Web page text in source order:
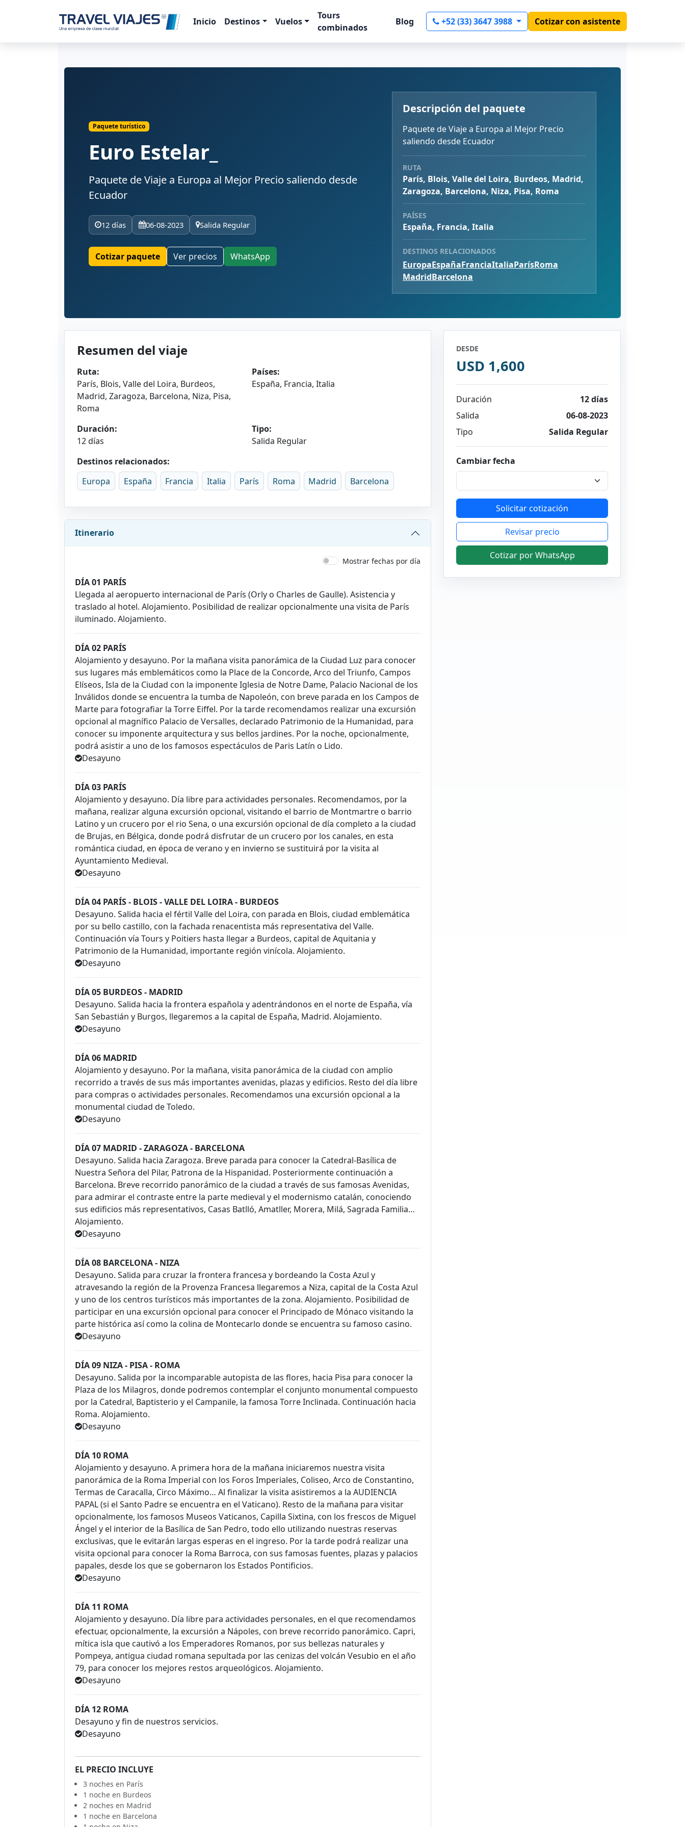
Inicio Destinos Vuelos
Tours
combinados
Blog +52 (33) 3647 3988 Cotizar con asistente
Paquete turístico
Euro Estelar_
Paquete de Viaje a Europa al Mejor Precio saliendo desde
Ecuador
12 días 06-08-2023 Salida Regular
Cotizar paquete Ver precios WhatsApp
Descripción del paquete
Paquete de Viaje a Europa al Mejor Precio
saliendo desde Ecuador
RUTA
París, Blois, Valle del Loira, Burdeos, Madrid,
Zaragoza, Barcelona, Niza, Pisa, Roma
PAÍSES
España, Francia, Italia
DESTINOS RELACIONADOS
EuropaEspañaFranciaItaliaParísRoma
MadridBarcelona
Resumen del viaje
Ruta:
París, Blois, Valle del Loira, Burdeos,
Madrid, Zaragoza, Barcelona, Niza, Pisa,
Roma
Países:
España, Francia, Italia
Duración:
12 días
Tipo:
Salida Regular
Destinos relacionados:
Europa
España Francia Italia París Roma Madrid Barcelona
Itinerario
Mostrar fechas por día
DÍA 01 PARÍS
Llegada al aeropuerto internacional de París (Orly o Charles de Gaulle). Asistencia y
traslado al hotel. Alojamiento. Posibilidad de realizar opcionalmente una visita de París
iluminado. Alojamiento.
DÍA 02 PARÍS
Alojamiento y desayuno. Por la mañana visita panorámica de la Ciudad Luz para conocer
sus lugares más emblemáticos como la Place de la Concorde, Arco del Triunfo, Campos
Elíseos, Isla de la Ciudad con la imponente Iglesia de Notre Dame, Palacio Nacional de los
Inválidos donde se encuentra la tumba de Napoleón, con breve parada en los Campos de
Marte para fotografiar la Torre Eiffel. Por la tarde recomendamos realizar una excursión
opcional al magnífico Palacio de Versalles, declarado Patrimonio de la Humanidad, para
conocer su imponente arquitectura y sus bellos jardines. Por la noche, opcionalmente,
podrá asistir a uno de los famosos espectáculos de Paris Latín o Lido.
Desayuno
DÍA 03 PARÍS
Alojamiento y desayuno. Día libre para actividades personales. Recomendamos, por la
mañana, realizar alguna excursión opcional, visitando el barrio de Montmartre o barrio
Latino y un crucero por el rio Sena, o una excursión opcional de día completo a la ciudad
de Brujas, en Bélgica, donde podrá disfrutar de un crucero por los canales, en esta
romántica ciudad, en época de verano y en invierno se sustituirá por la visita al
Ayuntamiento Medieval.
Desayuno
DÍA 04 PARÍS - BLOIS - VALLE DEL LOIRA - BURDEOS
Desayuno. Salida hacia el fértil Valle del Loira, con parada en Blois, ciudad emblemática
por su bello castillo, con la fachada renacentista más representativa del Valle.
Continuación vía Tours y Poitiers hasta llegar a Burdeos, capital de Aquitania y
Patrimonio de la Humanidad, importante región vinícola. Alojamiento.
Desayuno
DÍA 05 BURDEOS - MADRID
Desayuno. Salida hacia la frontera española y adentrándonos en el norte de España, vía
San Sebastián y Burgos, llegaremos a la capital de España, Madrid. Alojamiento.
Desayuno
DÍA 06 MADRID
Alojamiento y desayuno. Por la mañana, visita panorámica de la ciudad con amplio
recorrido a través de sus más importantes avenidas, plazas y edificios. Resto del día libre
para compras o actividades personales. Recomendamos una excursión opcional a la
monumental ciudad de Toledo.
Desayuno
DÍA 07 MADRID - ZARAGOZA - BARCELONA
Desayuno. Salida hacia Zaragoza. Breve parada para conocer la Catedral-Basílica de
Nuestra Señora del Pilar, Patrona de la Hispanidad. Posteriormente continuación a
Barcelona. Breve recorrido panorámico de la ciudad a través de sus famosas Avenidas,
para admirar el contraste entre la parte medieval y el modernismo catalán, conociendo
sus edificios más representativos, Casas Batlló, Amatller, Morera, Milá, Sagrada Familia…
Alojamiento.
Desayuno
DÍA 08 BARCELONA - NIZA
Desayuno. Salida para cruzar la frontera francesa y bordeando la Costa Azul y
atravesando la región de la Provenza Francesa llegaremos a Niza, capital de la Costa Azul
y uno de los centros turísticos más importantes de la zona. Alojamiento. Posibilidad de
participar en una excursión opcional para conocer el Principado de Mónaco visitando la
parte histórica así como la colina de Montecarlo donde se encuentra su famoso casino.
Desayuno
DÍA 09 NIZA - PISA - ROMA
Desayuno. Salida por la incomparable autopista de las flores, hacia Pisa para conocer la
Plaza de los Milagros, donde podremos contemplar el conjunto monumental compuesto
por la Catedral, Baptisterio y el Campanile, la famosa Torre Inclinada. Continuación hacia
Roma. Alojamiento.
Desayuno
DÍA 10 ROMA
Alojamiento y desayuno. A primera hora de la mañana iniciaremos nuestra visita
panorámica de la Roma Imperial con los Foros Imperiales, Coliseo, Arco de Constantino,
Termas de Caracalla, Circo Máximo… Al finalizar la visita asistiremos a la AUDIENCIA
PAPAL (si el Santo Padre se encuentra en el Vaticano). Resto de la mañana para visitar
opcionalmente, los famosos Museos Vaticanos, Capilla Sixtina, con los frescos de Miguel
Ángel y el interior de la Basílica de San Pedro, todo ello utilizando nuestras reservas
exclusivas, que le evitarán largas esperas en el ingreso. Por la tarde podrá realizar una
visita opcional para conocer la Roma Barroca, con sus famosas fuentes, plazas y palacios
papales, desde los que se gobernaron los Estados Pontificios.
Desayuno
DÍA 11 ROMA
Alojamiento y desayuno. Día libre para actividades personales, en el que recomendamos
efectuar, opcionalmente, la excursión a Nápoles, con breve recorrido panorámico. Capri,
mítica isla que cautivó a los Emperadores Romanos, por sus bellezas naturales y
Pompeya, antigua ciudad romana sepultada por las cenizas del volcán Vesubio en el año
79, para conocer los mejores restos arqueológicos. Alojamiento.
Desayuno
DÍA 12 ROMA
Desayuno y fin de nuestros servicios.
Desayuno
EL PRECIO INCLUYE
3 noches en París
1 noche en Burdeos
2 noches en Madrid
1 noche en Barcelona
DESDE
USD 1,600
Duración
12 días
Salida
06-08-2023
Tipo
Salida Regular
Cambiar fecha
Solicitar cotización
Revisar precio
Cotizar por WhatsApp